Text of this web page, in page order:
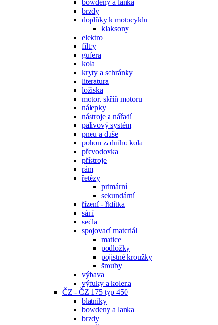
bowdeny a lanka
brzdy
doplňky k motocyklu
klaksony
elektro
filtry
gufera
kola
kryty a schránky
literatura
ložiska
motor, skříň motoru
nálepky
nástroje a nářadí
palivový systém
pneu a duše
pohon zadního kola
převodovka
přístroje
rám
řetězy
primární
sekundární
řízení - řidítka
sání
sedla
spojovací materiál
matice
podložky
pojistné kroužky
šrouby
výbava
výfuky a kolena
ČZ - ČZ 175 typ 450
blatníky
bowdeny a lanka
brzdy